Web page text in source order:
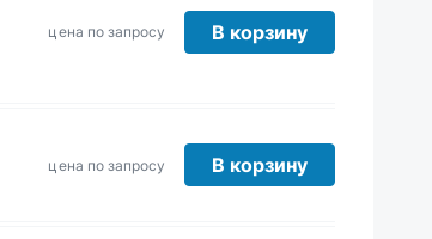
цена по запросу В корзину
цена по запросу В корзину